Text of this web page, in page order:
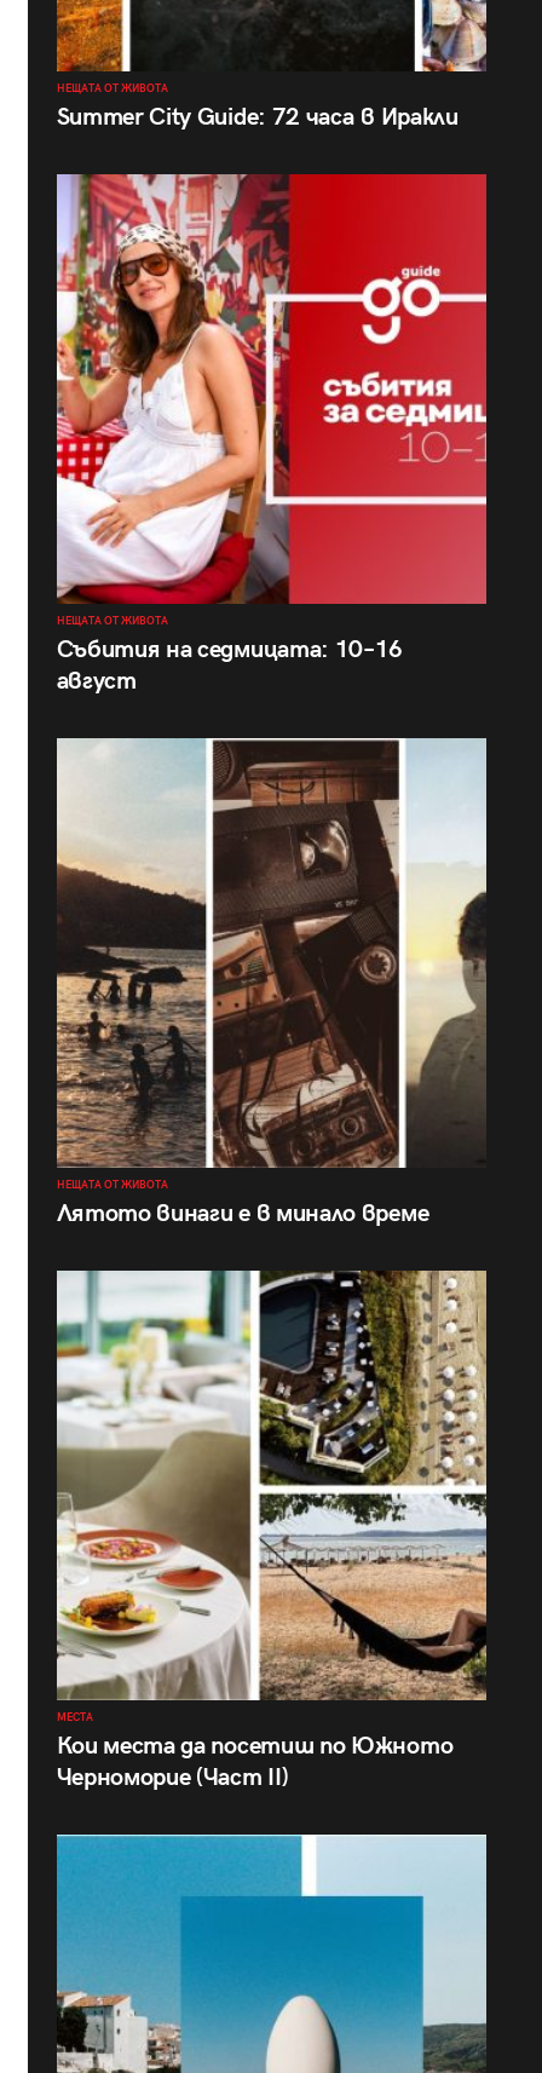
НЕЩАТА ОТ ЖИВОТА
Summer City Guide: 72 часа в Иракли
НЕЩАТА ОТ ЖИВОТА
Събития на седмицата: 10–16
август
НЕЩАТА ОТ ЖИВОТА
Лятото винаги е в минало време
МЕСТА
Кои места да посетиш по Южното
Черноморие (Част II)